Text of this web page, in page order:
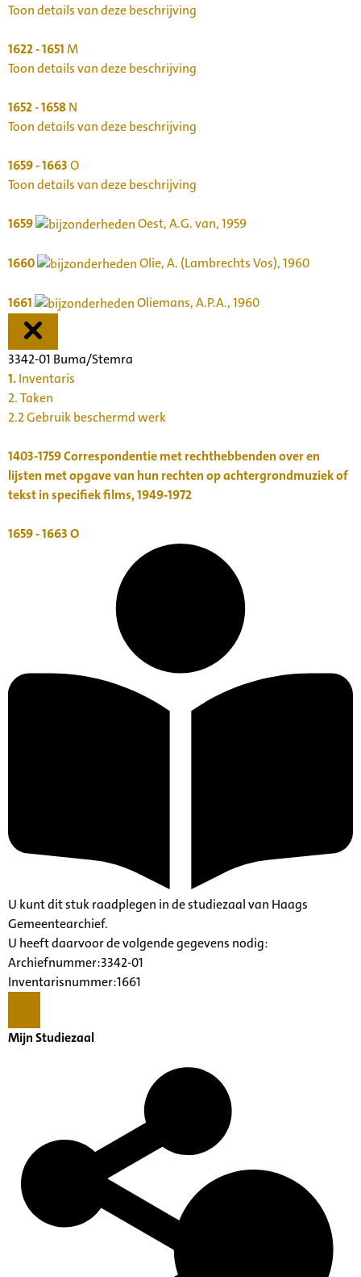
Toon details van deze beschrijving
1622 - 1651M
Toon details van deze beschrijving
1652 - 1658N
Toon details van deze beschrijving
1659 - 1663O
Toon details van deze beschrijving
1659 Oest, A.G. van, 1959
1660 Olie, A. (Lambrechts Vos), 1960
1661 Oliemans, A.P.A., 1960
3342-01 Buma/Stemra
1.Inventaris
2. Taken
2.2 Gebruik beschermd werk
1403-1759Correspondentie met rechthebbenden over en
lijsten met opgave van hun rechten op achtergrondmuziek of
tekst in specifiek films, 1949-1972
1659 - 1663O
U kunt dit stuk raadplegen in de studiezaal van Haags
Gemeentearchief.
U heeft daarvoor de volgende gegevens nodig:
Archiefnummer:3342-01
Inventarisnummer:1661
Mijn Studiezaal